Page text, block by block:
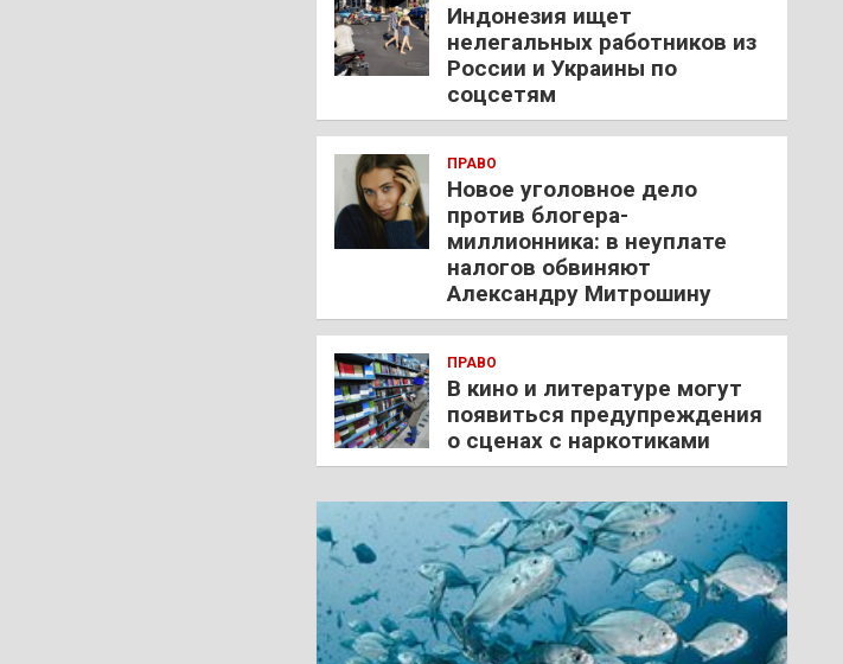
Индонезия ищет
нелегальных работников из
России и Украины по
соцсетям
ПРАВО
Новое уголовное дело
против блогера-
миллионника: в неуплате
налогов обвиняют
Александру Митрошину
ПРАВО
В кино и литературе могут
появиться предупреждения
о сценах с наркотиками